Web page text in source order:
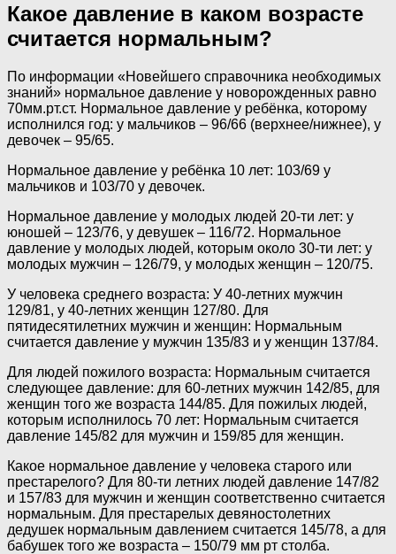
Какое давление в каком возрасте
считается нормальным?
По информации «Новейшего справочника необходимых
знаний» нормальное давление у новорожденных равно
70мм.рт.ст. Нормальное давление у ребёнка, которому
исполнился год: у мальчиков – 96/66 (верхнее/нижнее), у
девочек – 95/65.
Нормальное давление у ребёнка 10 лет: 103/69 у
мальчиков и 103/70 у девочек.
Нормальное давление у молодых людей 20-ти лет: у
юношей – 123/76, у девушек – 116/72. Нормальное
давление у молодых людей, которым около 30-ти лет: у
молодых мужчин – 126/79, у молодых женщин – 120/75.
У человека среднего возраста: У 40-летних мужчин
129/81, у 40-летних женщин 127/80. Для
пятидесятилетних мужчин и женщин: Нормальным
считается давление у мужчин 135/83 и у женщин 137/84.
Для людей пожилого возраста: Нормальным считается
следующее давление: для 60-летних мужчин 142/85, для
женщин того же возраста 144/85. Для пожилых людей,
которым исполнилось 70 лет: Нормальным считается
давление 145/82 для мужчин и 159/85 для женщин.
Какое нормальное давление у человека старого или
престарелого? Для 80-ти летних людей давление 147/82
и 157/83 для мужчин и женщин соответственно считается
нормальным. Для престарелых девяностолетних
дедушек нормальным давлением считается 145/78, а для
бабушек того же возраста – 150/79 мм рт столба.